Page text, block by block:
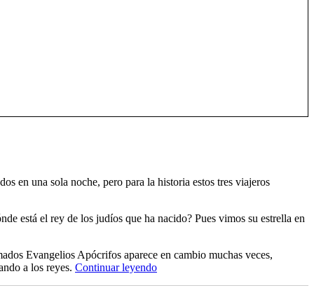
en una sola noche, pero para la historia estos tres viajeros
está el rey de los judíos que ha nacido? Pues vimos su estrella en
Evangelios Apócrifos aparece en cambio muchas veces,
a los reyes. Continuar leyendo“Reyes,